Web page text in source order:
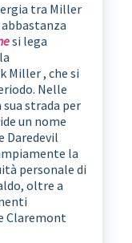
tra Miller
si lega
Miller , che si
Nelle
strada per
un nome
Daredevil
la
personale di
oltre a
Claremont